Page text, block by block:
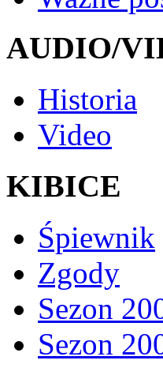
AUDIO/
Historia
Video
KIBICE
Śpiewnik
Zgody
Sezon
Sezon